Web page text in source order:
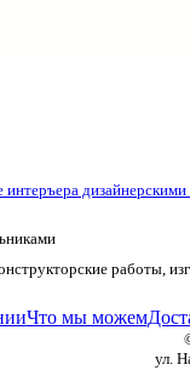
работы,
Что мы можем
ул.